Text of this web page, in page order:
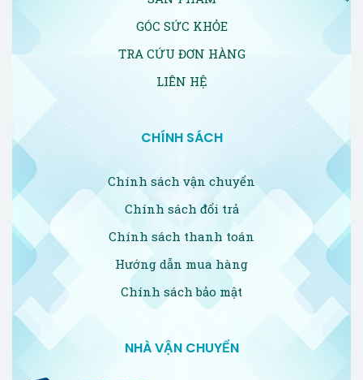
GÓC SỨC KHỎE
TRA CỨU ĐƠN HÀNG
LIÊN HỆ
CHÍNH SÁCH
Chính sách vận chuyển
Chính sách đổi trả
Chính sách thanh toán
Hướng dẫn mua hàng
Chính sách bảo mật
NHÀ VẬN CHUYỂN